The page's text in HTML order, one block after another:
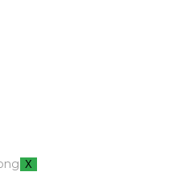
X